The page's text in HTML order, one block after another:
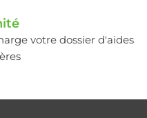
votre dossier d'aides